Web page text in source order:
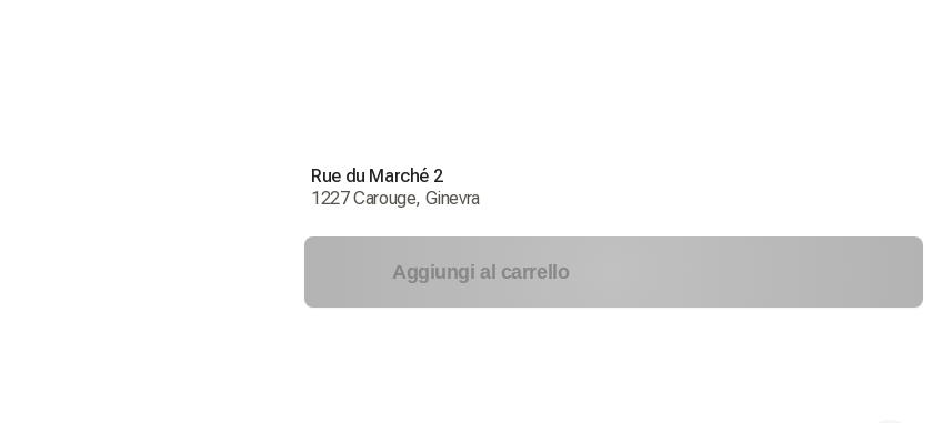
Rue du Marché 2
1227 Carouge, Ginevra
Aggiungi al carrello